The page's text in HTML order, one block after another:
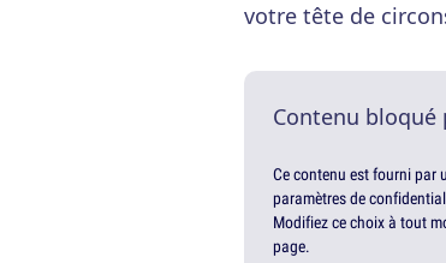
votre tête de
Contenu bloqué
Ce contenu est fourni par
paramètres de
Modifiez ce choix à tout
page.